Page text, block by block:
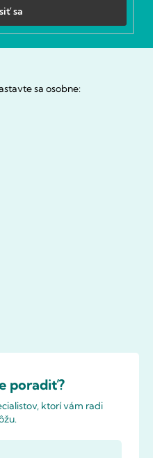
sa
sa osobne:
poradiť?
ktorí vám radi